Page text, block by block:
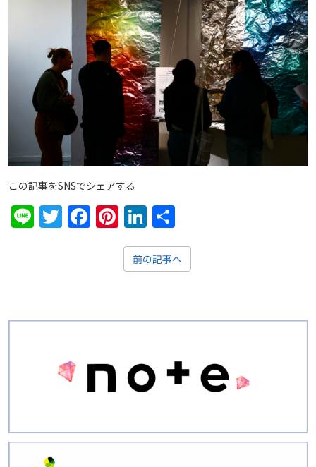
この記事をSNSでシェアする
LineTwitter
Facebook
Pinterest
LinkedIn
有
前の記事へ